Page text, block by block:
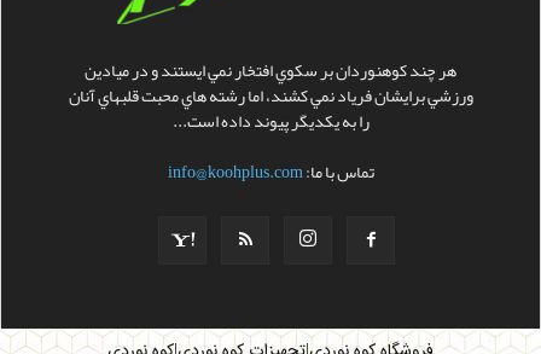
هر چند کوهنوردان بر سکوي افتخار نمي ايستند و در ميادين
ورزشي برايشان فرياد نمي کشند، اما رشته هاي محبت قلبهاي آنان
را به يکديگر پيوند داده است...
تماس با ما:info@koohplus.com